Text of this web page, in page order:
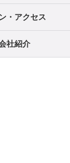
・アクセス
社紹介